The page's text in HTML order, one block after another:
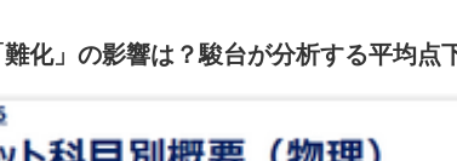
難化」の影響は？駿台が分析する平均